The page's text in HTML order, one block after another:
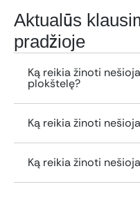
Aktualūs
pradžioje
Ką reikia žinoti
plokštelę?
Ką reikia žinoti
Ką reikia žinoti